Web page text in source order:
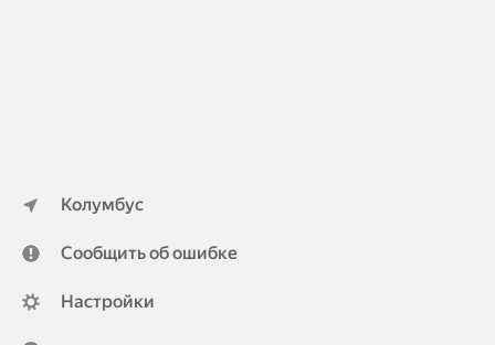
Колумбус
Сообщить об ошибке
Настройки